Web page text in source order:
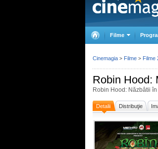
Filme
Robin Hood:
Robin Hood: Năzbâtii
Detalii Distribuţie
Cinemagia > Filme > Filme